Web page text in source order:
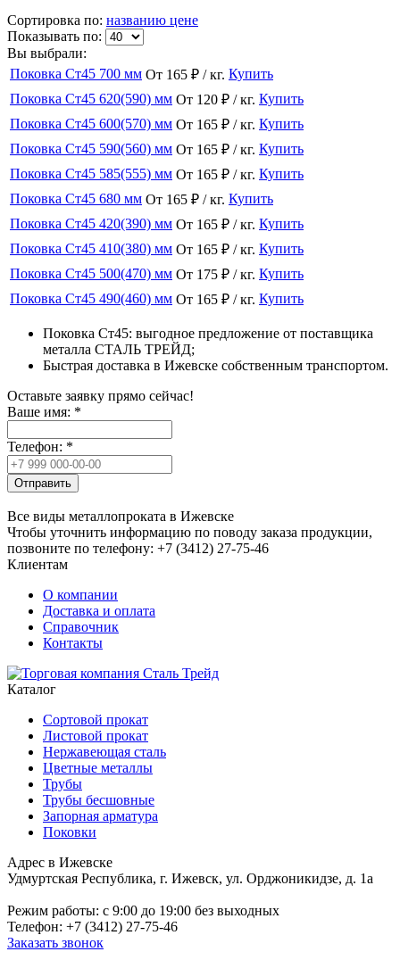
Сортировка по: названию цене
Показывать по:
Вы выбрали:
Поковка Ст45 700 мм От 165 ₽ / кг. Купить
Поковка Ст45 620(590) мм От 120 ₽ / кг. Купить
Поковка Ст45 600(570) мм От 165 ₽ / кг. Купить
Поковка Ст45 590(560) мм От 165 ₽ / кг. Купить
Поковка Ст45 585(555) мм От 165 ₽ / кг. Купить
Поковка Ст45 680 мм От 165 ₽ / кг. Купить
Поковка Ст45 420(390) мм От 165 ₽ / кг. Купить
Поковка Ст45 410(380) мм От 165 ₽ / кг. Купить
Поковка Ст45 500(470) мм От 175 ₽ / кг. Купить
Поковка Ст45 490(460) мм От 165 ₽ / кг. Купить
Поковка Ст45: выгодное предложение от поставщика
металла СТАЛЬ ТРЕЙД;
Быстрая доставка в Ижевске собственным транспортом.
Оставьте заявку прямо сейчас!
Ваше имя: *
Телефон: *
Отправить
Все виды металлопроката в Ижевске
Чтобы уточнить информацию по поводу заказа продукции,
позвоните по телефону: +7 (3412) 27-75-46
Клиентам
О компании
Доставка и оплата
Справочник
Контакты
Каталог
Сортовой прокат
Листовой прокат
Нержавеющая сталь
Цветные металлы
Трубы
Трубы бесшовные
Запорная арматура
Поковки
Адрес в Ижевске
Удмуртская Республика, г. Ижевск, ул. Орджоникидзе, д. 1а
Режим работы: c 9:00 до 19:00 без выходных
Телефон: +7 (3412) 27-75-46
Заказать звонок